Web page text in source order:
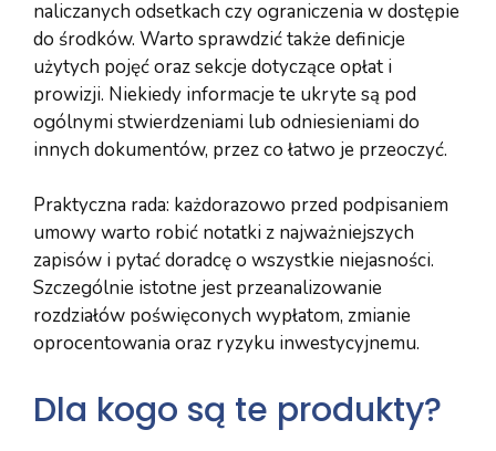
naliczanych odsetkach czy ograniczenia w dostępie
do środków. Warto sprawdzić także definicje
użytych pojęć oraz sekcje dotyczące opłat i
prowizji. Niekiedy informacje te ukryte są pod
ogólnymi stwierdzeniami lub odniesieniami do
innych dokumentów, przez co łatwo je przeoczyć.
Praktyczna rada: każdorazowo przed podpisaniem
umowy warto robić notatki z najważniejszych
zapisów i pytać doradcę o wszystkie niejasności.
Szczególnie istotne jest przeanalizowanie
rozdziałów poświęconych wypłatom, zmianie
oprocentowania oraz ryzyku inwestycyjnemu.
Dla kogo są te produkty?